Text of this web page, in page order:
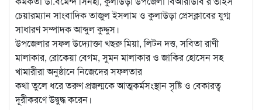
চেয়ারম্যান সাংবাদিক তাজুল ইসলাম ও কুলাউড়া প্রেসক্লাবের যুগ্ম
সাধারণ সম্পাদক আব্দুল কুদ্দুস।
উপজেলার সফল উদ্যোক্তা খছরু মিয়া, লিটন দত্ত, সবিতা রাণী
মালাকার, রোকেয়া বেগম, সুমন মালাকার ও জাকির হোসেন সহ
খামারীরা অনুষ্ঠানে নিজেদের সফলতার
কথা তুলে ধরে তরুণ প্রজন্মকে আত্মকর্মসংস্থান সৃষ্টি ও বেকারত্ব
দূরীকরণে উদ্বুদ্ধ করেন।